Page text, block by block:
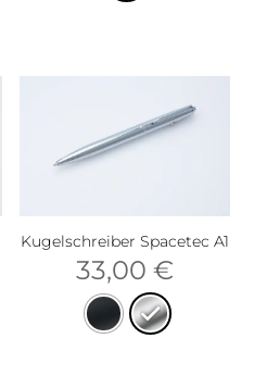
Kugelschreiber Spacetec A1
33,00 €